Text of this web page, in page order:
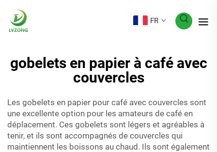
FR
gobelets en papier à café avec
couvercles
Les gobelets en papier pour café avec couvercles sont
une excellente option pour les amateurs de café en
déplacement. Ces gobelets sont légers et agréables à
tenir, et ils sont accompagnés de couvercles qui
maintiennent les boissons au chaud. Ils sont également